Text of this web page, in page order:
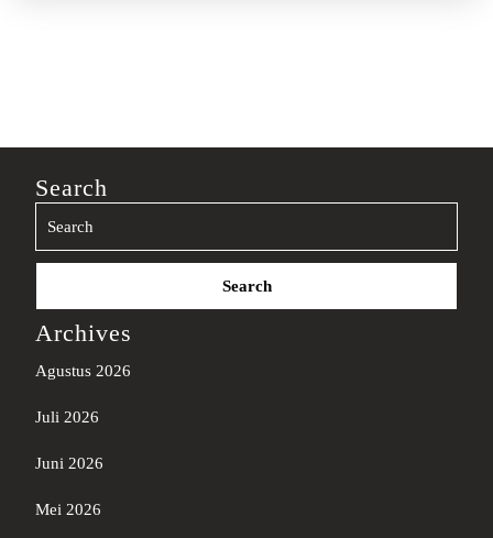
Search
Search
Archives
Agustus 2026
Juli 2026
Juni 2026
Mei 2026